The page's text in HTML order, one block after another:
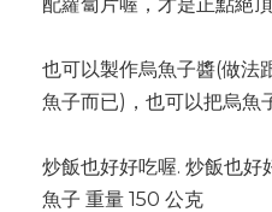
也可以製作烏魚子醬(做法
魚子而已)，也可以把烏魚
炒飯也好好吃喔. 炒飯也好
魚子 重量 150 公克